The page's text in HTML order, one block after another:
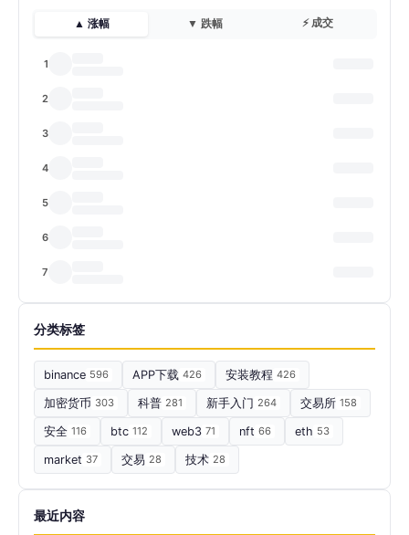
▲ 涨幅 ▼ 跌幅 ⚡ 成交
1
2
3
4
5
6
7
分类标签
binance 596 APP下载 426 安装教程 426
加密货币 303 科普 281 新手入门 264 交易所 158
安全 116 btc 112 web3 71 nft 66 eth 53
market 37 交易 28 技术 28
最近内容